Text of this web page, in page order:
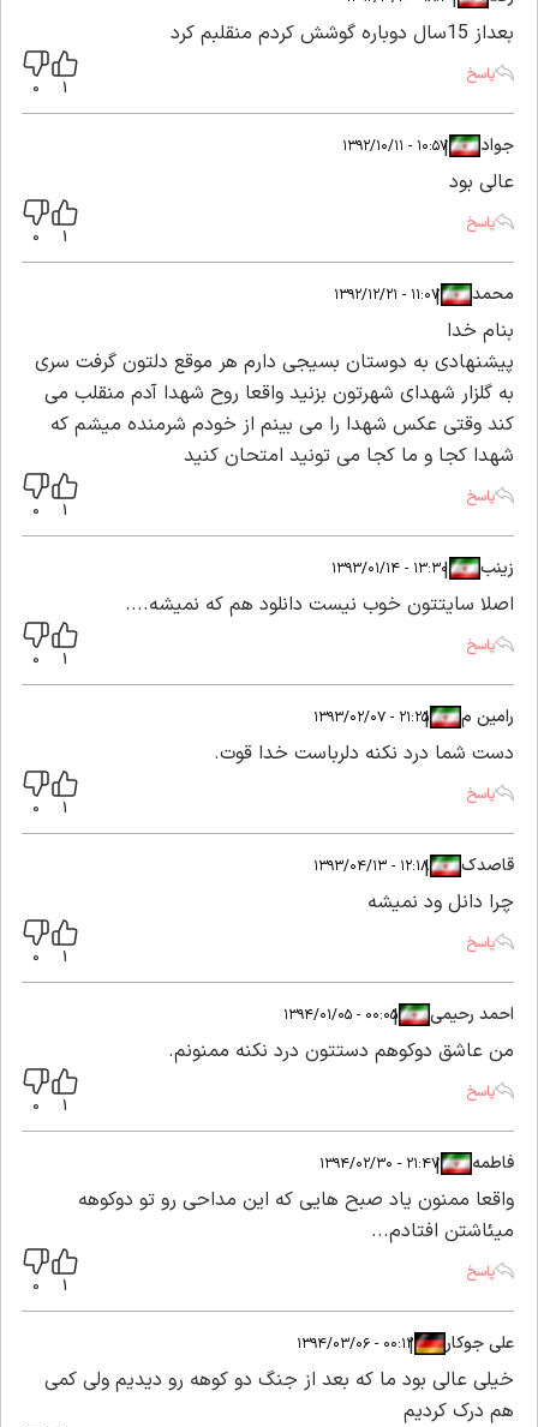
بعداز 15سال دوباره گوشش کردم منقلبم کرد
پاسخ
جواد|
|۱۰:۵۷ - ۱۳۹۲/۱۰/۱۱
عالی بود
پاسخ
محمد|
|۱۱:۰۷ - ۱۳۹۲/۱۲/۲۱
بنام خدا
پیشنهادی به دوستان بسیجی دارم هر موقع دلتون گرفت سری
به گلزار شهدای شهرتون بزنید واقعا روح شهدا آدم منقلب می
کند وقتی عکس شهدا را می بینم از خودم شرمنده میشم که
شهدا کجا و ما کجا می تونید امتحان کنید
پاسخ
زینب|
|۱۳:۳۰ - ۱۳۹۳/۰۱/۱۴
اصلا سایتتون خوب نیست دانلود هم که نمیشه....
پاسخ
رامین م |
|۲۱:۲۵ - ۱۳۹۳/۰۲/۰۷
دست شما درد نکنه دلرباست خدا قوت.
پاسخ
قاصدک|
|۱۲:۱۸ - ۱۳۹۳/۰۴/۱۳
چرا دانل ود نمیشه
پاسخ
احمد رحیمی|
|۰۰:۰۵ - ۱۳۹۴/۰۱/۰۵
من عاشق دوکوهم دستتون درد نکنه ممنونم.
پاسخ
فاطمه|
|۲۱:۴۷ - ۱۳۹۴/۰۲/۳۰
واقعا ممنون یاد صبح هایی که این مداحی رو تو دوکوهه
میئاشتن افتادم...
پاسخ
علی جوکار|
|۰۰:۱۲ - ۱۳۹۴/۰۳/۰۶
خیلی عالی بود ما که بعد از جنگ دو کوهه رو دیدیم ولی کمی
هم درک کردیم